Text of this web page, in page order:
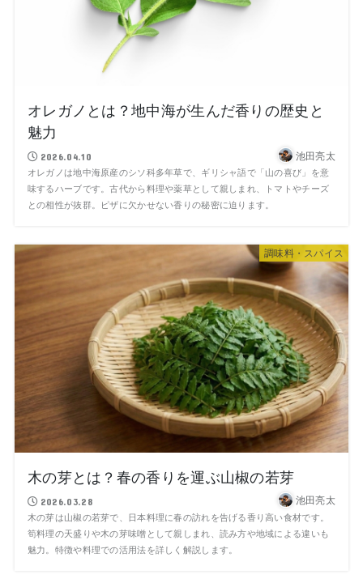
オレガノとは？地中海が生んだ香りの歴史と
魅力
2026.04.10 池田亮太
オレガノは地中海原産のシソ科多年草で、ギリシャ語で「山の喜び」を意
味するハーブです。古代から料理や薬草として親しまれ、トマトやチーズ
との相性が抜群。ピザに欠かせない香りの秘密に迫ります。
調味料・スパイス
木の芽とは？春の香りを運ぶ山椒の若芽
2026.03.28 池田亮太
木の芽は山椒の若芽で、日本料理に春の訪れを告げる香り高い食材です。
筍料理の天盛りや木の芽味噌として親しまれ、読み方や地域による違いも
魅力。特徴や料理での活用法を詳しく解説します。